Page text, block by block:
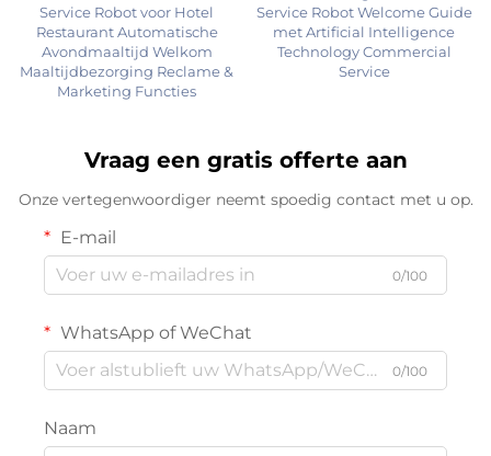
Service Robot voor Hotel
Restaurant Automatische
Avondmaaltijd Welkom
Maaltijdbezorging Reclame &
Marketing Functies
Service Robot Welcome Guide
met Artificial Intelligence
Technology Commercial
Service
Vraag een gratis offerte aan
Onze vertegenwoordiger neemt spoedig contact met u op.
E-mail
0/100
WhatsApp of WeChat
0/100
Naam